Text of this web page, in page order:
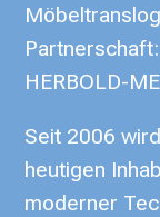
Partnerschaft:
HERBOLD-
Seit 2006
heutigen
moderner